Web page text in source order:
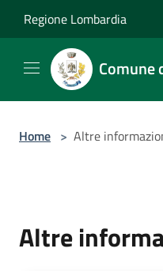
Regione Lombardia
Comune
Home > Altre
Altre